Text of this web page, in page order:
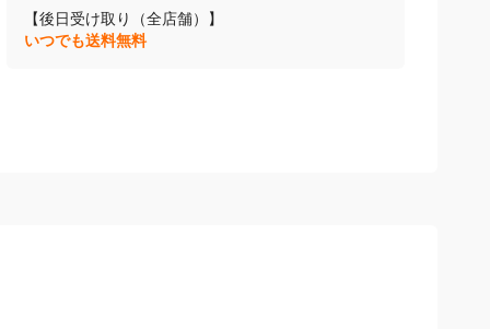
【後日受け取り（全店舗）】
いつでも送料無料